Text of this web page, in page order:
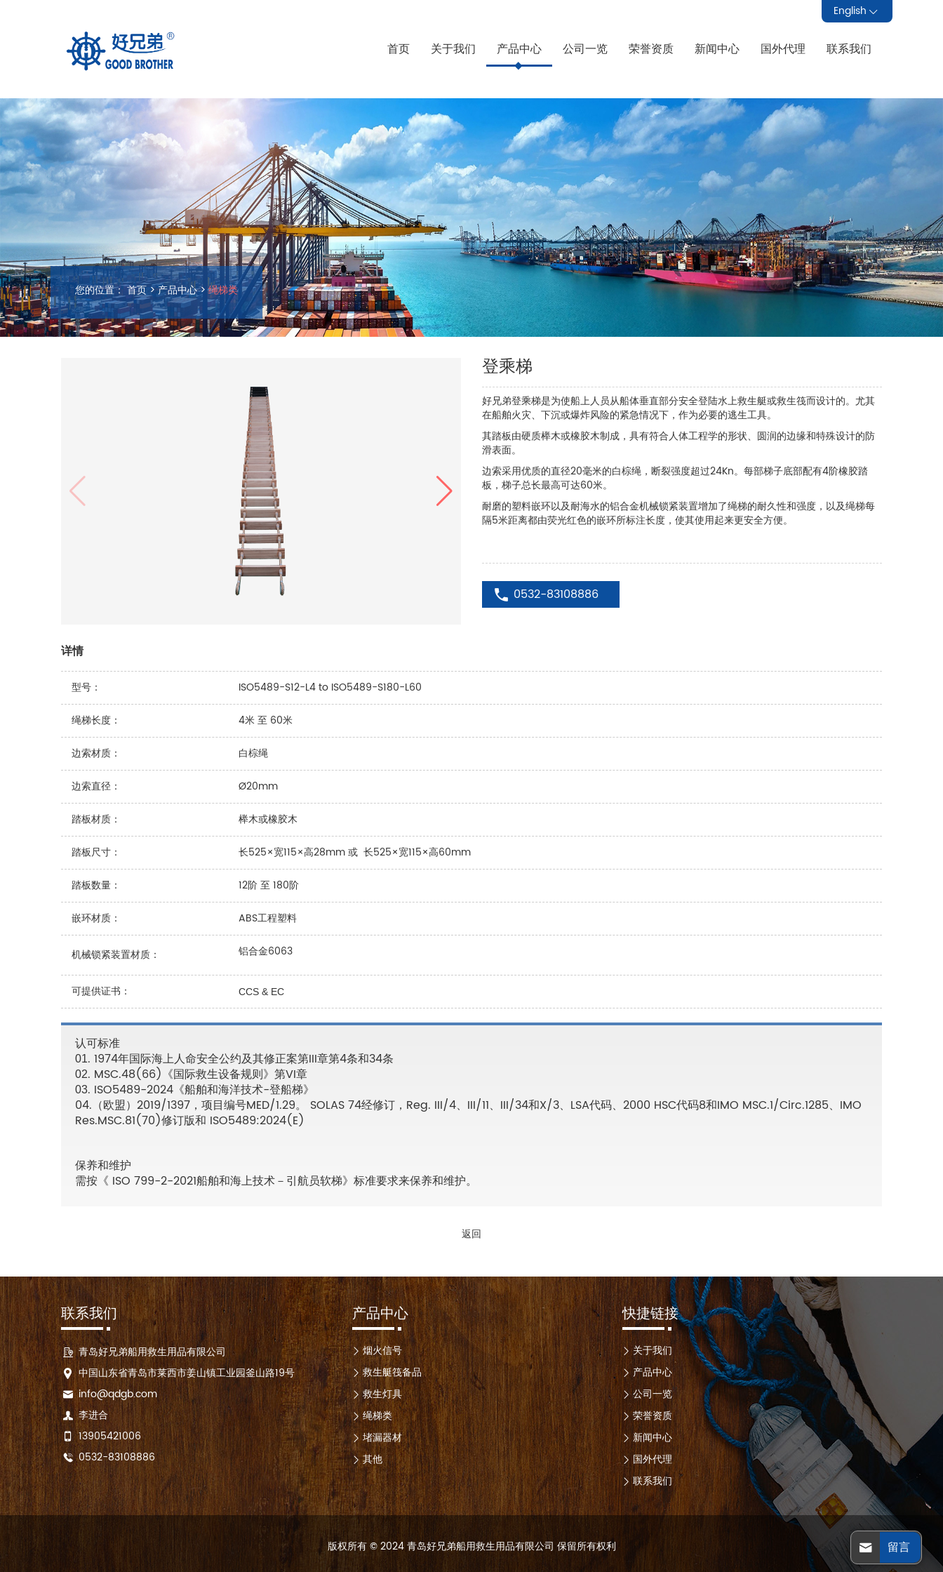
English
首页 关于我们 产品中心 公司一览 荣誉资质 新闻中心 国外代理 联系我们
您的位置：首页>产品中心>绳梯类
登乘梯
好兄弟登乘梯是为使船上人员从船体垂直部分安全登陆水上救生艇或救生筏而设计的。尤其
在船舶火灾、下沉或爆炸风险的紧急情况下，作为必要的逃生工具。
其踏板由硬质榉木或橡胶木制成，具有符合人体工程学的形状、圆润的边缘和特殊设计的防
滑表面。
边索采用优质的直径20毫米的白棕绳，断裂强度超过24Kn。每部梯子底部配有4阶橡胶踏
板，梯子总长最高可达60米。
耐磨的塑料嵌环以及耐海水的铝合金机械锁紧装置增加了绳梯的耐久性和强度，以及绳梯每
隔5米距离都由荧光红色的嵌环所标注长度，使其使用起来更安全方便。
0532-83108886
详情
型号： ISO5489-S12-L4 to ISO5489-S180-L60
绳梯长度： 4米 至 60米
边索材质： 白棕绳
边索直径： Ø20mm
踏板材质： 榉木或橡胶木
踏板尺寸： 长525×宽115×高28mm 或 长525×宽115×高60mm
踏板数量： 12阶 至 180阶
嵌环材质： ABS工程塑料
机械锁紧装置材质： 铝合金6063
可提供证书： CCS & EC
认可标准
01. 1974年国际海上人命安全公约及其修正案第III章第4条和34条
02. MSC.48(66)《国际救生设备规则》第VI章
03. ISO5489-2024《船舶和海洋技术-登船梯》
04.（欧盟）2019/1397，项目编号MED/1.29。 SOLAS 74经修订，Reg. III/4、III/11、III/34和X/3、LSA代码、2000 HSC代码8和IMO MSC.1/Circ.1285、IMO
Res.MSC.81(70)修订版和 ISO5489:2024(E)
保养和维护
需按《 ISO 799-2-2021船舶和海上技术－引航员软梯》标准要求来保养和维护。
返回
留言
联系我们
青岛好兄弟船用救生用品有限公司
中国山东省青岛市莱西市姜山镇工业园釜山路19号
info@qdgb.com
李进合
13905421006
0532-83108886
产品中心
烟火信号
救生艇筏备品
救生灯具
绳梯类
堵漏器材
其他
快捷链接
关于我们
产品中心
公司一览
荣誉资质
新闻中心
国外代理
联系我们
版权所有 © 2024 青岛好兄弟船用救生用品有限公司 保留所有权利